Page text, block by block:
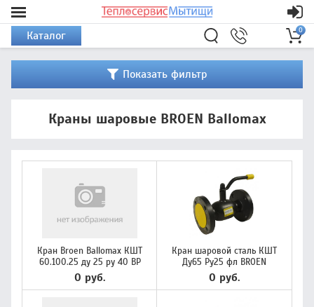
Каталог 0
Показать фильтр
Краны шаровые BROEN Ballomax
Кран Broen Ballomax КШТ
60.100.25 ду 25 ру 40 ВР
0 руб.
Кран шаровой сталь КШТ
Ду65 Ру25 фл BROEN
0 руб.